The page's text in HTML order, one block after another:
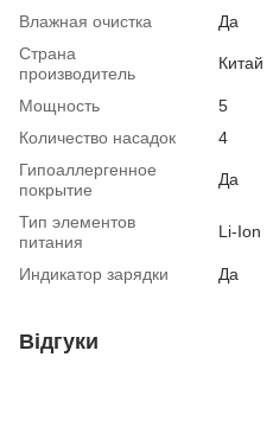
Влажная очистка
Да
Страна
производитель
Китай
Мощность
5
Количество насадок
4
Гипоаллергенное
покрытие
Да
Тип элементов
питания
Li-Ion
Индикатор зарядки Да
Відгуки